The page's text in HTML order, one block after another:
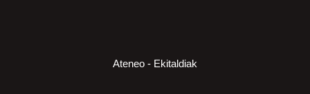
Ateneo - Ekitaldiak